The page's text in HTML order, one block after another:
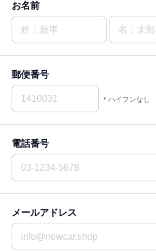
お名前
郵便番号
＊ハイフンなし
電話番号
メールアドレス